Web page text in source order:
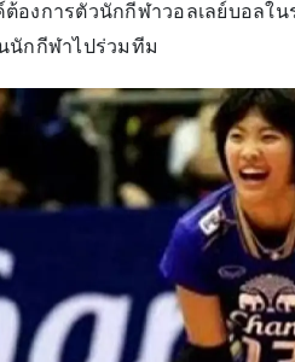
องการตัวนักกีฬาวอลเลย์บอลใ
นักกีฬาไปร่วมทีม